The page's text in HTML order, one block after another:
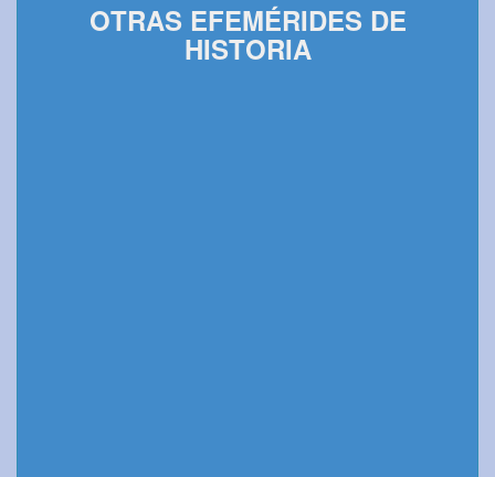
OTRAS EFEMÉRIDES DE
HISTORIA